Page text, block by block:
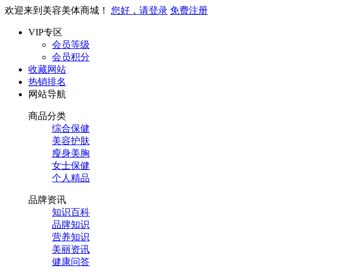
欢迎来到美容美体商城！ 您好，请登录 免费注册
VIP专区
会员等级
会员积分
收藏网站
热销排名
网站导航
商品分类
综合保健
美容护肤
瘦身美胸
女士保健
个人精品
品牌资讯
知识百科
品牌知识
营养知识
美丽资讯
健康问答